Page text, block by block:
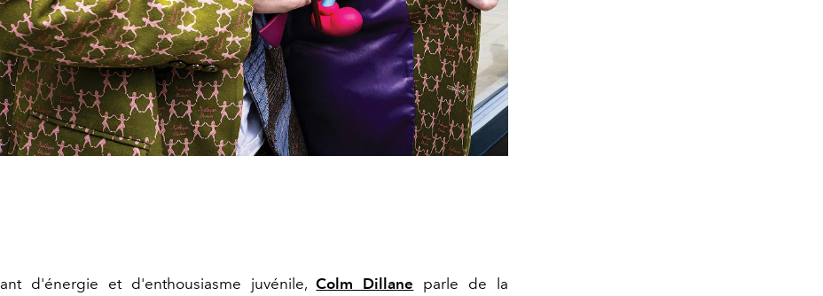
d'énergie et d'enthousiasme juvénile,Colm Dillane parle de la